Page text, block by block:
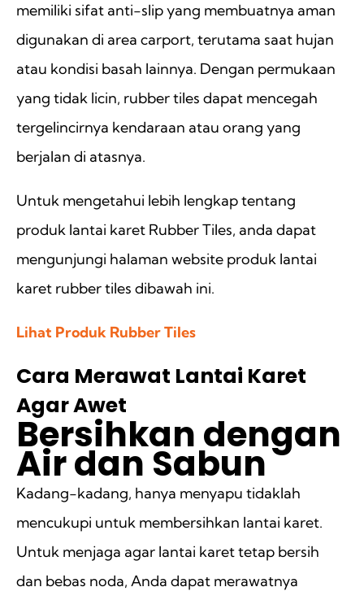
memiliki sifat anti-slip yang membuatnya aman
digunakan di area carport, terutama saat hujan
atau kondisi basah lainnya. Dengan permukaan
yang tidak licin, rubber tiles dapat mencegah
tergelincirnya kendaraan atau orang yang
berjalan di atasnya.
Untuk mengetahui lebih lengkap tentang
produk lantai karet Rubber Tiles, anda dapat
mengunjungi halaman website produk lantai
karet rubber tiles dibawah ini.
Lihat Produk Rubber Tiles
Cara Merawat Lantai Karet
Agar Awet
Bersihkan dengan
Air dan Sabun
Kadang-kadang, hanya menyapu tidaklah
mencukupi untuk membersihkan lantai karet.
Untuk menjaga agar lantai karet tetap bersih
dan bebas noda, Anda dapat merawatnya